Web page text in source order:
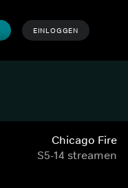
EINLOGGEN
Chicago Fire
S5-14 streamen